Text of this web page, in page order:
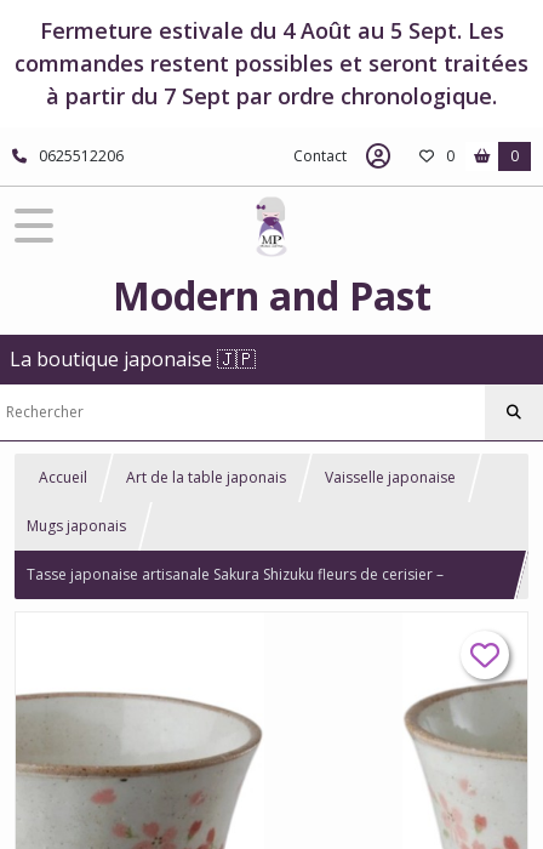
Fermeture estivale du 4 Août au 5 Sept. Les
commandes restent possibles et seront traitées
à partir du 7 Sept par ordre chronologique.
0625512206 Contact 0 0
Modern and Past
La boutique japonaise 🇯🇵
Accueil Art de la table japonais Vaisselle japonaise
Mugs japonais
Tasse japonaise artisanale Sakura Shizuku fleurs de cerisier –